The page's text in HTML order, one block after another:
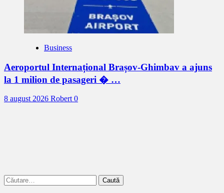
Business
Aeroportul Internațional Brașov-Ghimbav a ajuns
la 1 milion de pasageri � …
8 august 2026 Robert0
Caută
după: